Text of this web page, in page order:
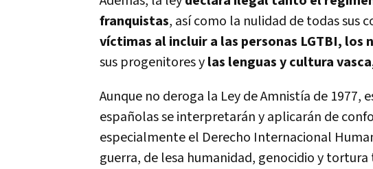
franquistas, así como la nulidad de todas sus
víctimas al incluir a las personas LGTBI,
sus progenitores ylas lenguas y cultura
Aunque no deroga la Ley de Amnistía de
españolas se interpretarán y aplicarán de
especialmente el Derecho Internacional
guerra, de lesa humanidad, genocidio y